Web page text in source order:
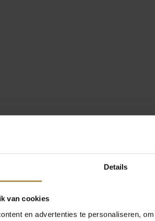
Details
van cookies
en advertenties te personaliseren,